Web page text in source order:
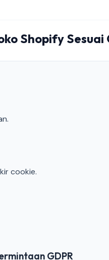
Shopify Sesuai
cookie.
GDPR